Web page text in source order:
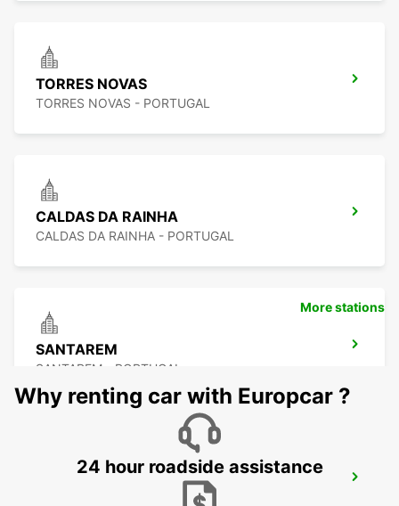
TORRES NOVAS
TORRES NOVAS - PORTUGAL
CALDAS DA RAINHA
CALDAS DA RAINHA - PORTUGAL
SANTAREM
SANTAREM - PORTUGAL
More stations
Why renting car with Europcar ?
24 hour roadside assistance